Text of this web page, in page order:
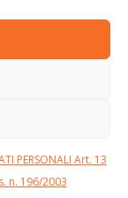
PERSONALI Art. 13
n. 196/2003
Created